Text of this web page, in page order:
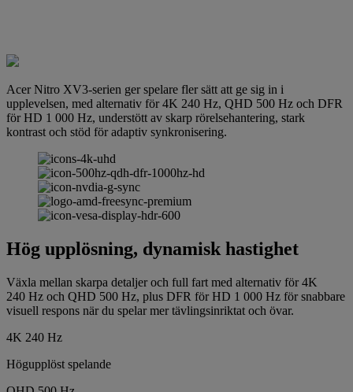
Acer Nitro XV3-serien ger spelare fler sätt att ge sig in i
upplevelsen, med alternativ för 4K 240 Hz, QHD 500 Hz och DFR
för HD 1 000 Hz, understött av skarp rörelsehantering, stark
kontrast och stöd för adaptiv synkronisering.
Hög upplösning, dynamisk hastighet
Växla mellan skarpa detaljer och full fart med alternativ för 4K
240 Hz och QHD 500 Hz, plus DFR för HD 1 000 Hz för snabbare
visuell respons när du spelar mer tävlingsinriktat och övar.
4K 240 Hz
Högupplöst spelande